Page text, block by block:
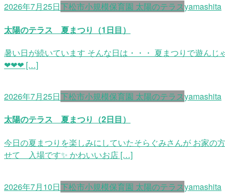
2026年7月25日下松市小規模保育園 太陽のテラスyamashita
太陽のテラス 夏まつり（1日目）
暑い日が続いています そんな日は・・・ 夏まつりで遊ん
❤❤❤ […]
2026年7月25日下松市小規模保育園 太陽のテラスyamashita
太陽のテラス 夏まつり（2日目）
今日の夏まつりを楽しみにしていたそらぐみさんが お家
せて 入場です✨ かわいいお店 […]
2026年7月10日下松市小規模保育園 太陽のテラスyamashita